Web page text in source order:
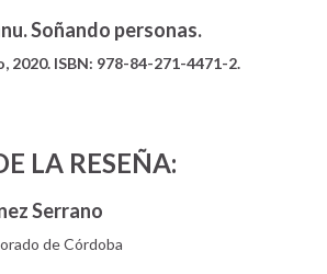
Soñando personas.
2020. ISBN: 978-84-271-4471-2.
LA RESEÑA:
Serrano
de Córdoba